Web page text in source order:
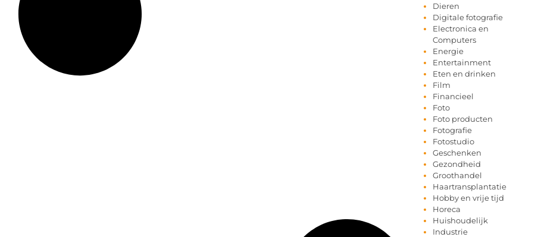
Dieren
Digitale fotografie
Electronica en
Computers
Energie
Entertainment
Eten en drinken
Film
Financieel
Foto
Foto producten
Fotografie
Fotostudio
Geschenken
Gezondheid
Groothandel
Haartransplantatie
Hobby en vrije tijd
Horeca
Huishoudelijk
Industrie